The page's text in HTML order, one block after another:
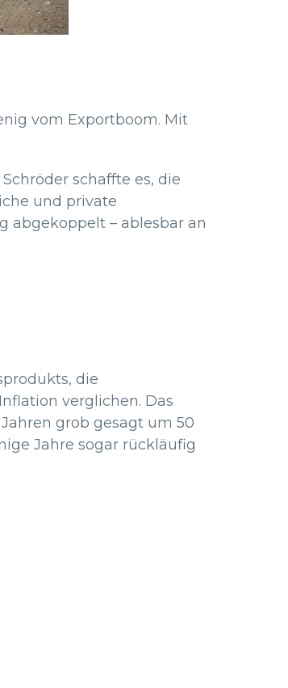
vom Exportboom. Mit
schaffte es, die
und private
abgekoppelt – ablesbar an
die
verglichen. Das
grob gesagt um 50
Jahre sogar rückläufig